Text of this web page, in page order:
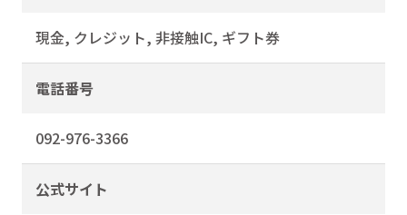
現金, クレジット, 非接触IC, ギフト券
電話番号
092-976-3366
公式サイト